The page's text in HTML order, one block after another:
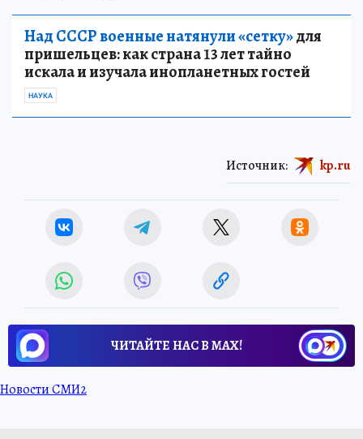
Над СССР военные натянули «сетку»для
пришельцев: как страна 13 лет тайно
искала и изучала инопланетных гостей
НАУКА
Источник: kp.ru
ЧИТАЙТЕ НАС В МАХ!
Новости СМИ2